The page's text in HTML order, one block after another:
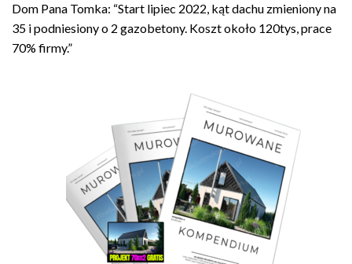
Dom Pana Tomka: “Start lipiec 2022, kąt dachu zmieniony na
35 i podniesiony o 2 gazobetony. Koszt około 120tys, prace
70% firmy.”